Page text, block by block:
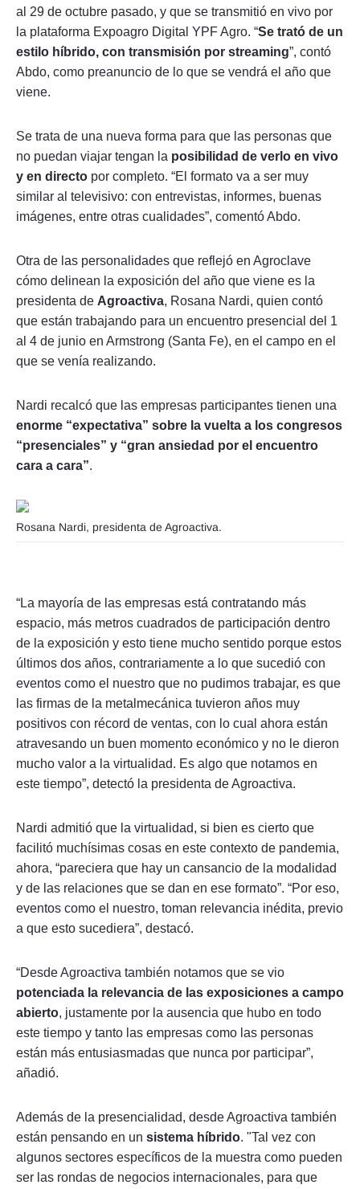
al 29 de octubre pasado, y que se transmitió en vivo por
la plataforma Expoagro Digital YPF Agro. “Se trató de un
estilo híbrido, con transmisión por streaming”, contó
Abdo, como preanuncio de lo que se vendrá el año que
viene.
Se trata de una nueva forma para que las personas que
no puedan viajar tengan la posibilidad de verlo en vivo
y en directo por completo. “El formato va a ser muy
similar al televisivo: con entrevistas, informes, buenas
imágenes, entre otras cualidades”, comentó Abdo.
Otra de las personalidades que reflejó en Agroclave
cómo delinean la exposición del año que viene es la
presidenta de Agroactiva, Rosana Nardi, quien contó
que están trabajando para un encuentro presencial del 1
al 4 de junio en Armstrong (Santa Fe), en el campo en el
que se venía realizando.
Nardi recalcó que las empresas participantes tienen una
enorme “expectativa” sobre la vuelta a los congresos
“presenciales” y “gran ansiedad por el encuentro
cara a cara”.
Rosana Nardi, presidenta de Agroactiva.
“La mayoría de las empresas está contratando más
espacio, más metros cuadrados de participación dentro
de la exposición y esto tiene mucho sentido porque estos
últimos dos años, contrariamente a lo que sucedió con
eventos como el nuestro que no pudimos trabajar, es que
las firmas de la metalmecánica tuvieron años muy
positivos con récord de ventas, con lo cual ahora están
atravesando un buen momento económico y no le dieron
mucho valor a la virtualidad. Es algo que notamos en
este tiempo”, detectó la presidenta de Agroactiva.
Nardi admitió que la virtualidad, si bien es cierto que
facilitó muchísimas cosas en este contexto de pandemia,
ahora, “pareciera que hay un cansancio de la modalidad
y de las relaciones que se dan en ese formato”. “Por eso,
eventos como el nuestro, toman relevancia inédita, previo
a que esto sucediera”, destacó.
“Desde Agroactiva también notamos que se vio
potenciada la relevancia de las exposiciones a campo
abierto, justamente por la ausencia que hubo en todo
este tiempo y tanto las empresas como las personas
están más entusiasmadas que nunca por participar”,
añadió.
Además de la presencialidad, desde Agroactiva también
están pensando en un sistema híbrido. "Tal vez con
algunos sectores específicos de la muestra como pueden
ser las rondas de negocios internacionales, para que